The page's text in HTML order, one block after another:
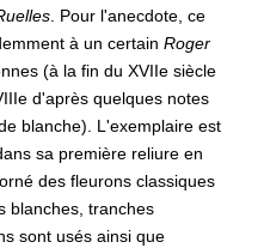
. Pour l'anecdote, ce
à un certain Roger
(à la fin du XVIIe siècle
d'après quelques notes
blanche). L'exemplaire est
sa première reliure en
des fleurons classiques
blanches, tranches
sont usés ainsi que